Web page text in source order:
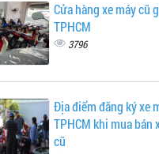
Cửa hàng xe máy cũ
TPHCM
3796
Địa điểm đăng ký xe
TPHCM khi mua bán
cũ